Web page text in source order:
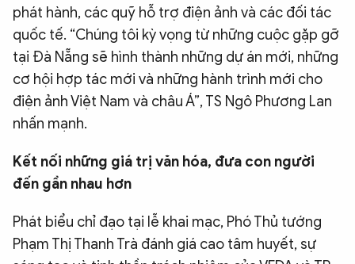
phát hành, các quỹ hỗ trợ điện ảnh và các đối tác
quốc tế. “Chúng tôi kỳ vọng từ những cuộc gặp gỡ
tại Đà Nẵng sẽ hình thành những dự án mới, những
cơ hội hợp tác mới và những hành trình mới cho
điện ảnh Việt Nam và châu Á”, TS Ngô Phương Lan
nhấn mạnh.
Kết nối những giá trị văn hóa, đưa con người
đến gần nhau hơn
Phát biểu chỉ đạo tại lễ khai mạc, Phó Thủ tướng
Phạm Thị Thanh Trà đánh giá cao tâm huyết, sự